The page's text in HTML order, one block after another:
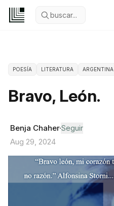
buscar...
POESÍA LITERATURA ARGENTINA
Bravo, León.
Benja ChaherSeguir
Aug 29, 2024